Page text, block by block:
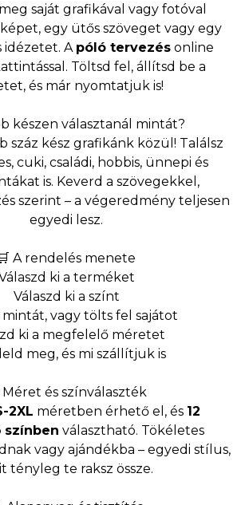
saját grafikával vagy fotóval
egy ütős szöveget vagy egy
idézetet. A póló tervezés online
Töltsd fel, állítsd be a
és már nyomtatjuk is!
készen választanál mintát?
száz kész grafikánk közül! Találsz
cuki, családi, hobbis, ünnepi és
is. Keverd a szövegekkel,
szerint – a végeredmény teljesen
egyedi lesz.
🛒 A rendelés menete
ki a terméket
Válaszd ki a színt
mintát, vagy tölts fel sajátot
ki a megfelelő méretet
meg, és mi szállítjuk is
Méret és színválaszték
2XL méretben érhető el, és 12
színben választható. Tökéletes
vagy ajándékba – egyedi stílus,
tényleg te raksz össze.